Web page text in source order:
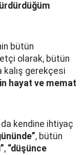
bütün
olarak, bütün
kalış gerekçesi
hayat ve memat
kendine ihtiyaç
, bütün
, “düşünce